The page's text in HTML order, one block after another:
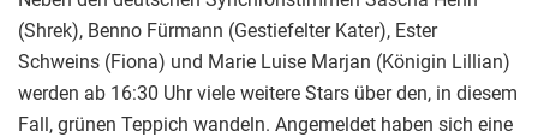
(Shrek), Benno Fürmann (Gestiefelter Kater), Ester
Schweins (Fiona) und Marie Luise Marjan (Königin Lillian)
werden ab 16:30 Uhr viele weitere Stars über den, in diesem
Fall, grünen Teppich wandeln. Angemeldet haben sich eine